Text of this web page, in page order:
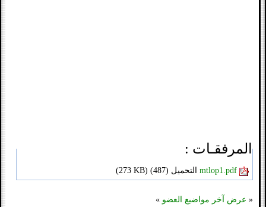
المرفقـات :
mtlop1.pdf التحميل (487)
(
273 KB
)
« عرض آخر مواضيع العضو »